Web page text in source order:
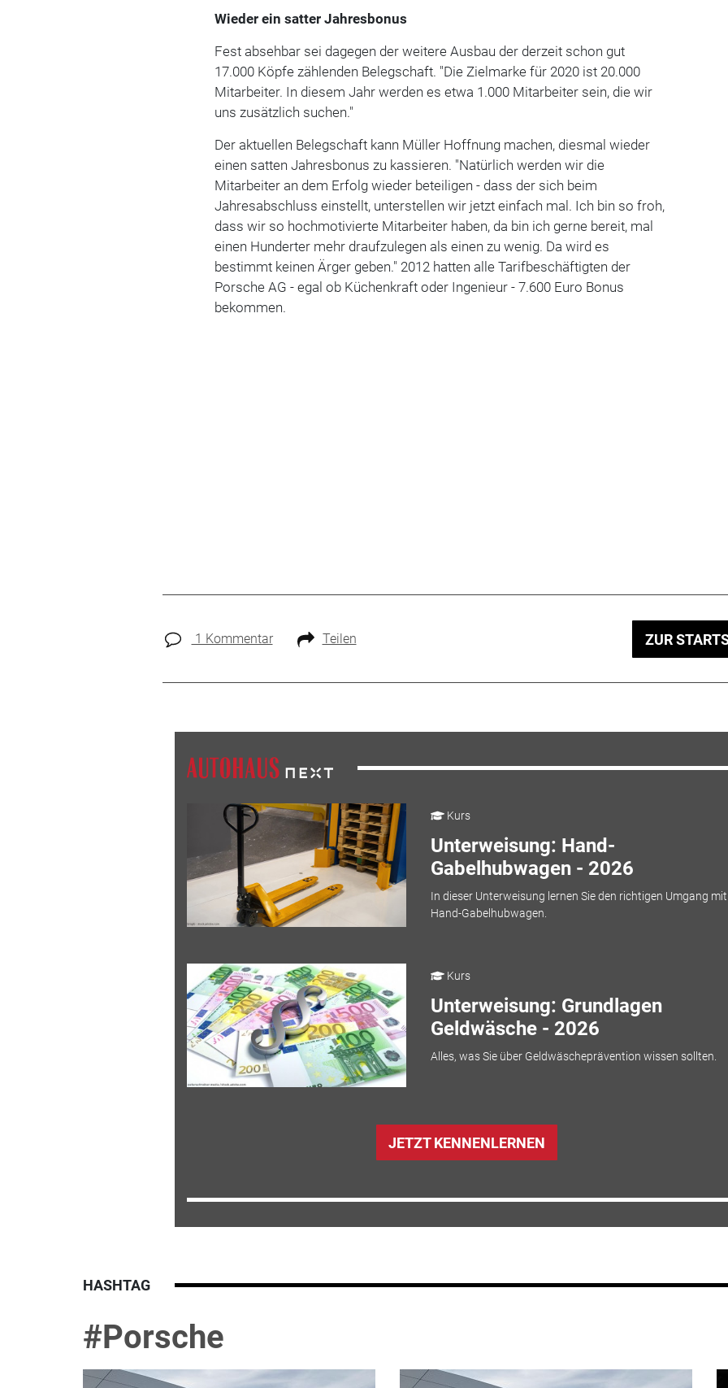
Wieder ein satter Jahresbonus
Fest absehbar sei dagegen der weitere Ausbau der derzeit schon gut
17.000 Köpfe zählenden Belegschaft. "Die Zielmarke für 2020 ist 20.000
Mitarbeiter. In diesem Jahr werden es etwa 1.000 Mitarbeiter sein, die wir
uns zusätzlich suchen."
Der aktuellen Belegschaft kann Müller Hoffnung machen, diesmal wieder
einen satten Jahresbonus zu kassieren. "Natürlich werden wir die
Mitarbeiter an dem Erfolg wieder beteiligen - dass der sich beim
Jahresabschluss einstellt, unterstellen wir jetzt einfach mal. Ich bin so froh,
dass wir so hochmotivierte Mitarbeiter haben, da bin ich gerne bereit, mal
einen Hunderter mehr draufzulegen als einen zu wenig. Da wird es
bestimmt keinen Ärger geben." 2012 hatten alle Tarifbeschäftigten der
Porsche AG - egal ob Küchenkraft oder Ingenieur - 7.600 Euro Bonus
bekommen.
1 Kommentar Teilen ZUR
Kurs
Unterweisung: Hand-
Gabelhubwagen - 2026
In dieser Unterweisung lernen Sie den richtigen Umgang mit
Hand-Gabelhubwagen.
Kurs
Unterweisung: Grundlagen
Geldwäsche - 2026
Alles, was Sie über Geldwäscheprävention wissen sollten.
JETZT KENNENLERNEN
HASHTAG
#Porsche